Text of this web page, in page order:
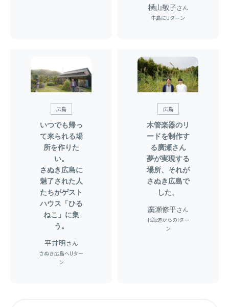
横山敬子さん
牛島にUターン
広島
いつでも帰っ
て来られる場
所を作りた
い。
さぬき広島に
魅了された人
たちがゲスト
ハウス「ひる
ねこ」に集
う。
平井明さん
さぬき広島へUター
ン
広島
木管楽器のリ
ードを制作す
る廣瀬さん
夢が実現する
場所、それが
さぬき広島で
した。
廣瀬修平さん
北海道からのIター
ン